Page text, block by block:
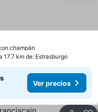
champán
17.7 km de: Estrasburgo
Ver precios